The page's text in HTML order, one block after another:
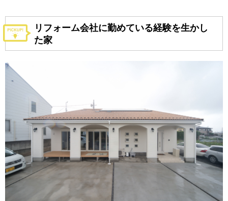
リフォーム会社に勤めている経験を生かし
た家